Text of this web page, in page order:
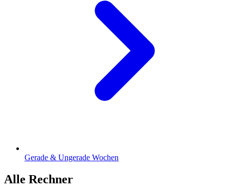
Gerade & Ungerade Wochen
Alle Rechner